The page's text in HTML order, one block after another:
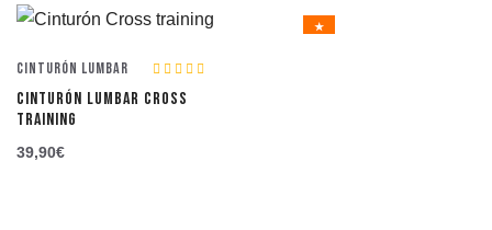
★
Cinturón Lumbar
CINTURÓN LUMBAR CROSS
TRAINING
39,90€